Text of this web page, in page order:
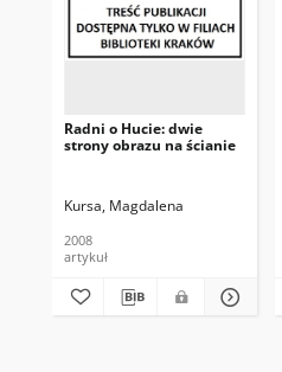
Radni o Hucie: dwie
strony obrazu na ścianie
Kursa, Magdalena
2008
artykuł